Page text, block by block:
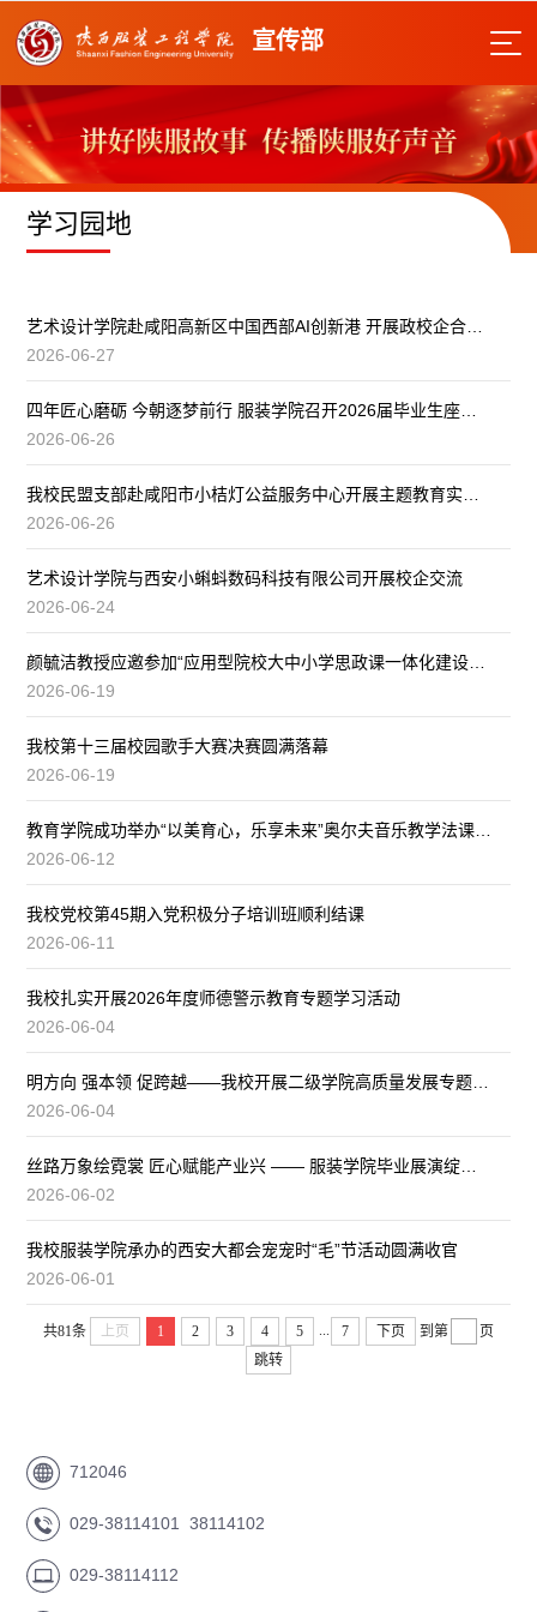
宣传部
学习园地
艺术设计学院赴咸阳高新区中国西部AI创新港 开展政校企合作交流
2026-06-27
四年匠心磨砺 今朝逐梦前行 服装学院召开2026届毕业生座谈会
2026-06-26
我校民盟支部赴咸阳市小桔灯公益服务中心开展主题教育实践活动
2026-06-26
艺术设计学院与西安小蝌蚪数码科技有限公司开展校企交流
2026-06-24
颜毓洁教授应邀参加“应用型院校大中小学思政课一体化建设学术研
2026-06-19
我校第十三届校园歌手大赛决赛圆满落幕
2026-06-19
教育学院成功举办“以美育心，乐享未来”奥尔夫音乐教学法课程汇报
2026-06-12
我校党校第45期入党积极分子培训班顺利结课
2026-06-11
我校扎实开展2026年度师德警示教育专题学习活动
2026-06-04
明方向 强本领 促跨越——我校开展二级学院高质量发展专题培训
2026-06-04
丝路万象绘霓裳 匠心赋能产业兴 —— 服装学院毕业展演绽放咸阳·
2026-06-02
我校服装学院承办的西安大都会宠宠时“毛”节活动圆满收官
2026-06-01
共81条 上页 1 2 3 4 5 7 下页 到第
页
跳转
712046
029-38114101 38114102
029-38114112